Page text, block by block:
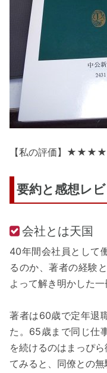
【私の評価】
要約と感想レ
会社とは天国
40年間会社員として
るのか、著者の経験
よって解き明かした一
著者は60歳で定年退
た。65歳まで同じ仕
を続けるのはまっぴ
てみると、同僚との